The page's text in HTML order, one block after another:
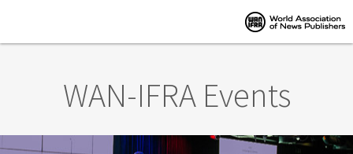
WAN-IFRA Events